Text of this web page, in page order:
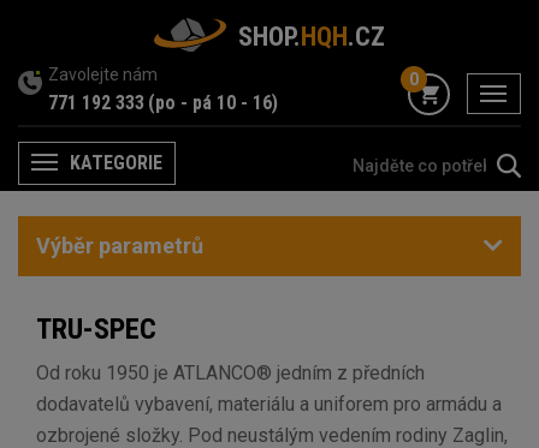
SHOP.HQH.CZ
Zavolejte nám
771 192 333 (po - pá 10 - 16) menu
0
MenuKATEGORIE
Výběr parametrů
TRU-SPEC
Od roku 1950 je ATLANCO® jedním z předních
dodavatelů vybavení, materiálu a uniforem pro armádu a
ozbrojené složky. Pod neustálým vedením rodiny Zaglin,